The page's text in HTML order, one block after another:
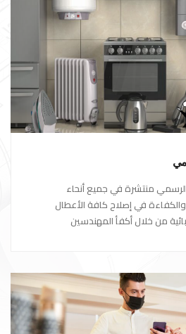
منتشرة في جميع أنحاء
والكفاءة في إصلاح كافة الأعطال
من خلال أكفأ المهندسين